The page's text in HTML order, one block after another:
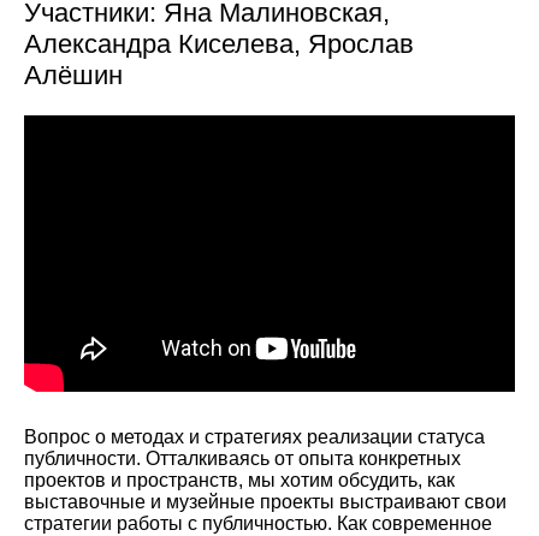
Участники: Яна Малиновская,
Александра Киселева, Ярослав
Алёшин
Вопрос о методах и стратегиях реализации статуса
публичности. Отталкиваясь от опыта конкретных
проектов и пространств, мы хотим обсудить, как
выставочные и музейные проекты выстраивают свои
стратегии работы с публичностью. Как современное